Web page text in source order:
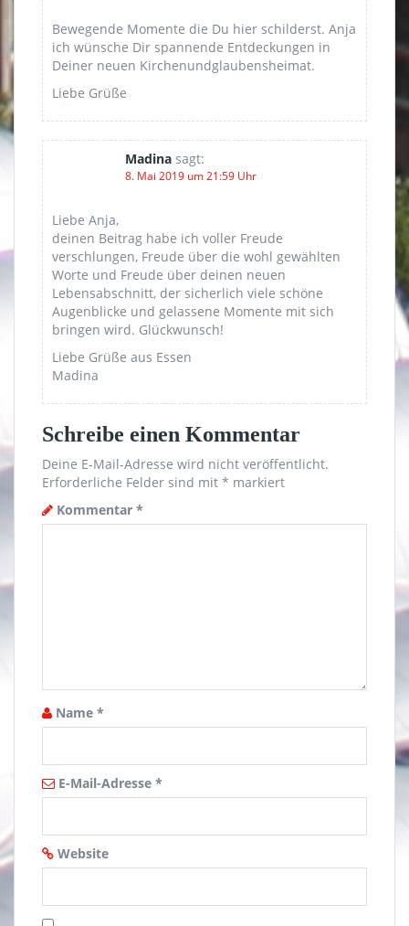
Bewegende Momente die Du hier schilderst. Anja
ich wünsche Dir spannende Entdeckungen in
Deiner neuen Kirchenundglaubensheimat.
Liebe Grüße ‍
Madina sagt:
8. Mai 2019 um 21:59 Uhr
Liebe Anja,
deinen Beitrag habe ich voller Freude
verschlungen, Freude über die wohl gewählten
Worte und Freude über deinen neuen
Lebensabschnitt, der sicherlich viele schöne
Augenblicke und gelassene Momente mit sich
bringen wird. Glückwunsch!
Liebe Grüße aus Essen
Madina
Schreibe einen Kommentar
Deine E-Mail-Adresse wird nicht veröffentlicht.
Erforderliche Felder sind mit * markiert
Kommentar *
Name *
E-Mail-Adresse *
Website